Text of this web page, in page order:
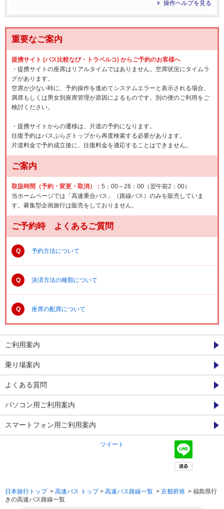
操作ヘルプを見る
重要なご案内
提携サイト (バス比較なび・トラベルコ) からご予約のお客様へ
・提携サイトの座席はリアルタイムではありません。空席状況にタイムラ
グがあります。
空席が少ない時に、予約操作を進めてシステムエラーと表示される場合、
満席もしくは男女別座席管理が原因によるものです。別の便のご利用をご
検討ください。
・提携サイトからの遷移は、片道の予約になります。
往復予約はバスぷらざトップから再度検索する必要があります。
片道料金で予約成立後に、往復料金を適応することはできません。
ご案内
取扱時間（予約・変更・取消）： 5：00～26：00（翌午前2：00）
当ホームページでは「高速乗合バス」（路線バス）のみを販売していま
す。募集型企画旅行は販売をしておりません。
ご予約時 よくあるご質問
Q 予約方法について
Q 決済方法の種類について
Q 座席の配席について
ご利用案内
乗り場案内
よくある質問
パソコン用ご利用案内
スマートフォン用ご利用案内
ツイート
日本旅行トップ> 高速バス トップ> 高速バス路線一覧 > 京都府発 > 福島県行
きの高速バス路線一覧